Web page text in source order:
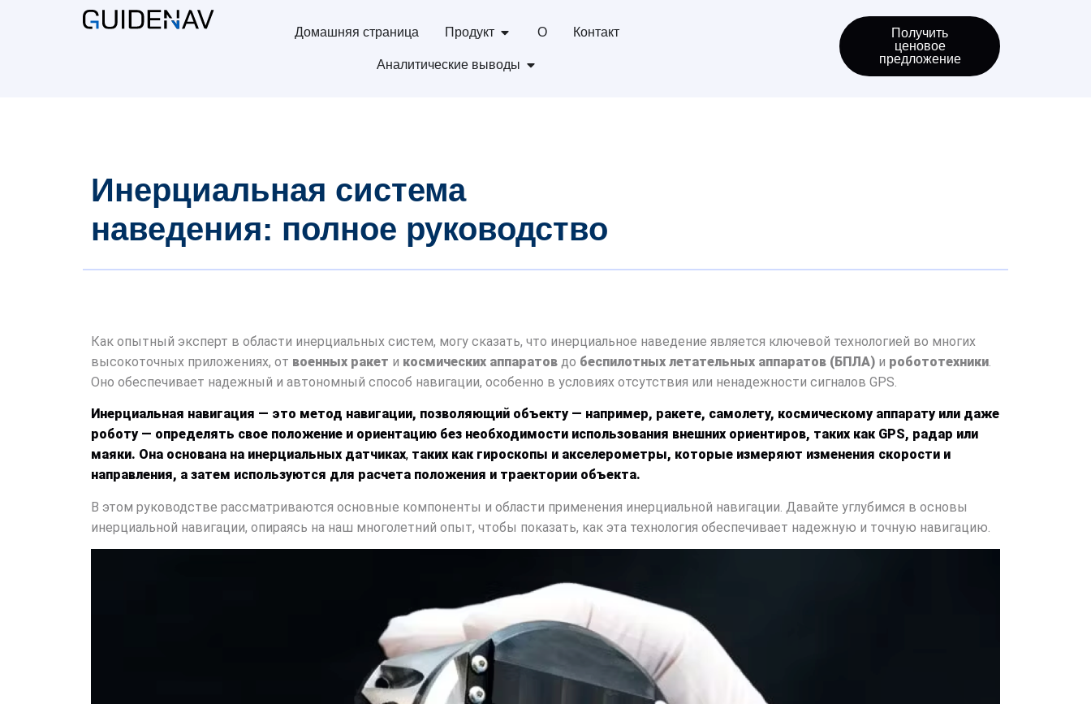
Домашняя страница Продукт О Контакт
Аналитические выводы
Получить
ценовое
предложение
Инерциальная система
наведения: полное руководство
Как опытный эксперт в области инерциальных систем, могу сказать, что инерциальное наведение является ключевой технологией во многих
высокоточных приложениях, от военных ракет и космических аппаратов до беспилотных летательных аппаратов (БПЛА) и робототехники.
Оно обеспечивает надежный и автономный способ навигации, особенно в условиях отсутствия или ненадежности сигналов GPS.
Инерциальная навигация — это метод навигации, позволяющий объекту — например, ракете, самолету, космическому аппарату или даже
роботу — определять свое положение и ориентацию без необходимости использования внешних ориентиров, таких как GPS, радар или
маяки. Она основана на инерциальных датчиках, таких как гироскопы и акселерометры, которые измеряют изменения скорости и
направления, а затем используются для расчета положения и траектории объекта.
В этом руководстве рассматриваются основные компоненты и области применения инерциальной навигации. Давайте углубимся в основы
инерциальной навигации, опираясь на наш многолетний опыт, чтобы показать, как эта технология обеспечивает надежную и точную навигацию.